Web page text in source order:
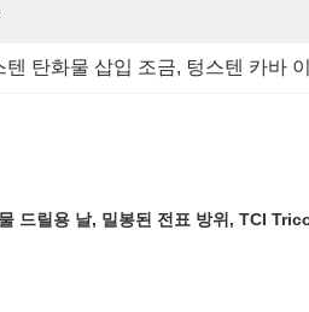
텐 탄화물 삽입 조금, 텅스텐 카바
드릴용 날, 밀봉된 전표 방위, TCI